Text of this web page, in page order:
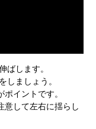
ばします。
しましょう。
イントです。
して左右に揺らし